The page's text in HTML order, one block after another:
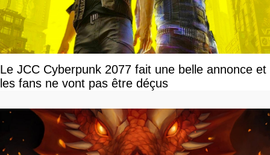
Le JCC Cyberpunk 2077 fait une belle annonce et
les fans ne vont pas être déçus